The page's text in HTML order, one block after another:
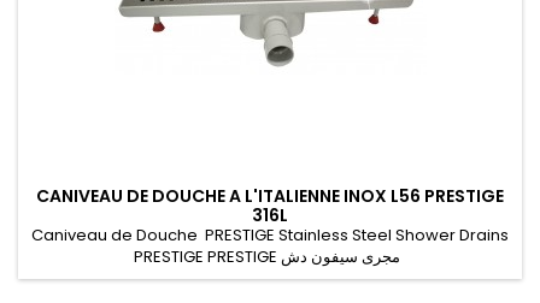
CANIVEAU DE DOUCHE A L'ITALIENNE INOX L56 PRESTIGE
316L
Caniveau de Douche PRESTIGE Stainless Steel Shower Drains